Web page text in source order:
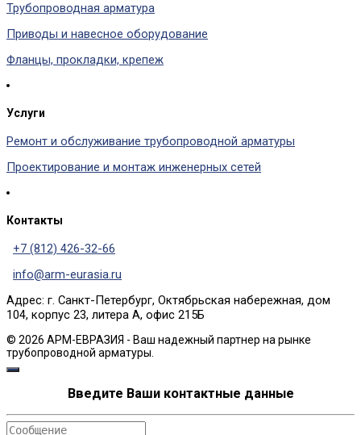
Трубопроводная арматура
Приводы и навесное оборудование
Фланцы, прокладки, крепеж
Услуги
Ремонт и обслуживание трубопроводной арматуры
Проектирование и монтаж инженерных сетей
Контакты
+7 (812) 426-32-66
info@arm-eurasia.ru
Адрес: г. Санкт-Петербург, Октябрьская набережная, дом
104, корпус 23, литера А, офис 215Б
© 2026 АРМ-ЕВРАЗИЯ - Ваш надежный партнер на рынке
трубопроводной арматуры.
Введите Ваши контактные данные
Сообщение